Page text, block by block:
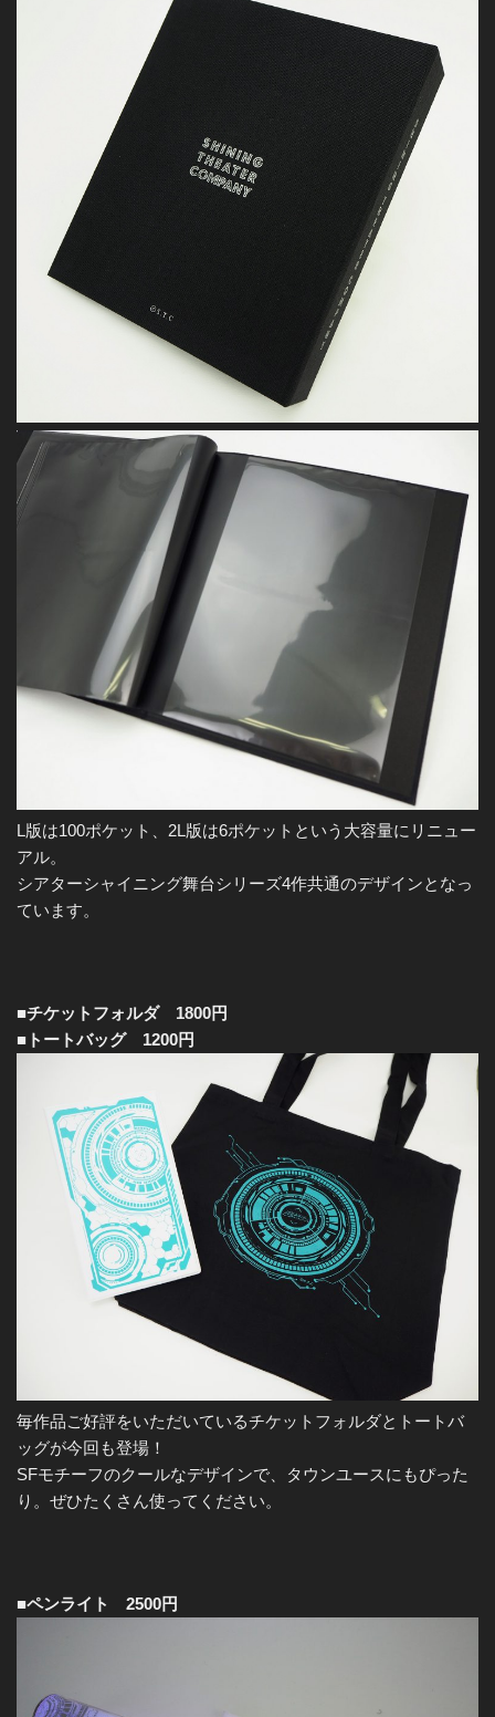
L版は100ポケット、2L版は6ポケットという大容量にリニュー
アル。
シアターシャイニング舞台シリーズ4作共通のデザインとなっ
ています。
■チケットフォルダ 1800円
■トートバッグ 1200円
毎作品ご好評をいただいているチケットフォルダとトートバ
ッグが今回も登場！
SFモチーフのクールなデザインで、タウンユースにもぴった
り。ぜひたくさん使ってください。
■ペンライト 2500円